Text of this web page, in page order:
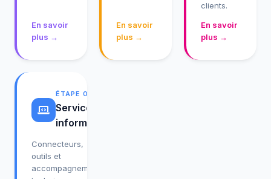
En savoir
plus →
En savoir
plus →
clients.
En savoir
plus →
ÉTAPE 07
Service
informatique
Connecteurs,
outils et
accompagnement